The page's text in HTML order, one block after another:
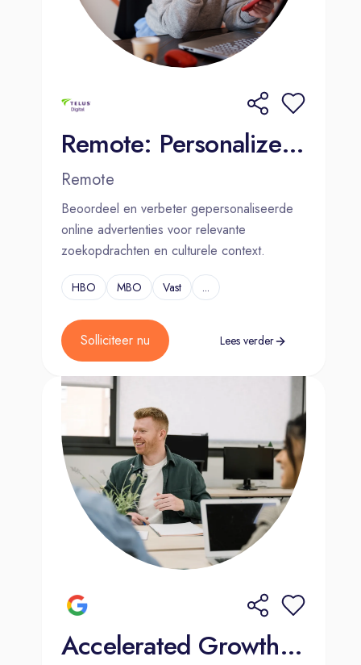
Remote: Personalized Internet Ads Assessor - Dutch (NL)
Remote
Beoordeel en verbeter gepersonaliseerde
online advertenties voor relevante
zoekopdrachten en culturele context.
HBO MBO Vast ...
Solliciteer nu Lees verder
Accelerated Growth Consultant - Account Management (Dutch)